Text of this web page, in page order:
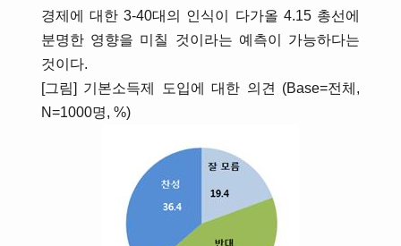
경제에 대한 3-40대의 인식이 다가올 4.15 총선에
분명한 영향을 미칠 것이라는 예측이 가능하다는
것이다.
[그림] 기본소득제 도입에 대한 의견 (Base=전체,
N=1000명, %)